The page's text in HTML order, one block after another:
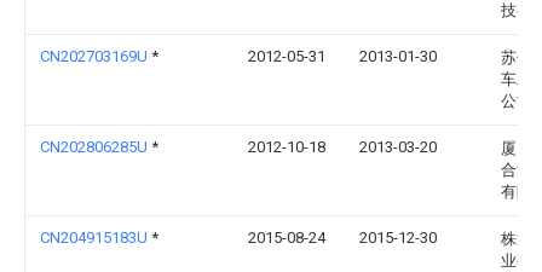
技有
CN202703169U * 2012-05-31 2013-01-30
苏州
车工
公司
CN202806285U * 2012-10-18 2013-03-20
厦门
合汽
有限
CN204915183U * 2015-08-24 2015-12-30
株洲
业有